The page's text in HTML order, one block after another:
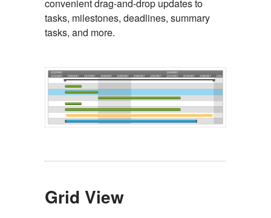
convenient drag-and-drop updates to
tasks, milestones, deadlines, summary
tasks, and more.
Grid View